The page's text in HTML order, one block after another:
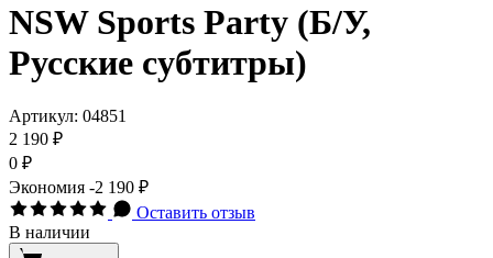
NSW Sports Party (Б/У,
Русские субтитры)
Артикул: 04851
2 190 ₽
0 ₽
Экономия -2 190 ₽
Оставить отзыв
В наличии